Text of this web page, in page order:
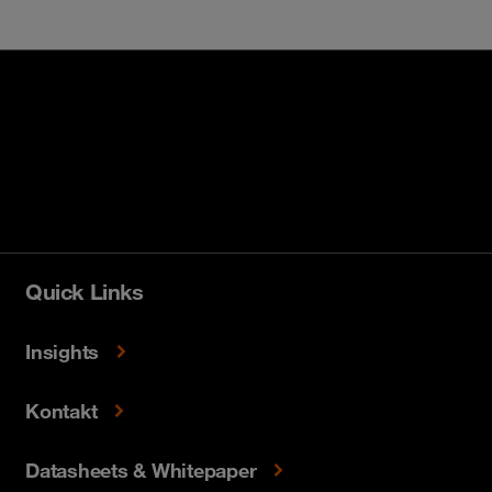
Quick Links
Insights
Kontakt
Datasheets & Whitepaper